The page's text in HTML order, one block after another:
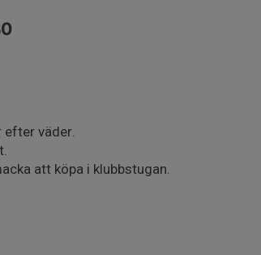
efter väder.
att köpa i klubbstugan.